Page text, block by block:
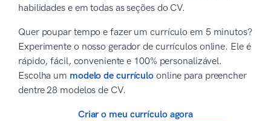
habilidades e em todas as seções do CV.
Quer poupar tempo e fazer um currículo em 5 minutos?
Experimente o nosso gerador de currículos online. Ele é
rápido, fácil, conveniente e 100% personalizável.
Escolha um modelo de currículo online para preencher
dentre 28 modelos de CV.
Criar o meu currículo agora